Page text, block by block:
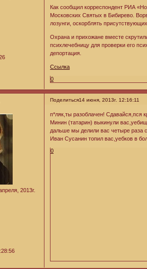
Как сообщил корреспондент РИА
Московских Святых в Бибирево.
лозунги, оскорблять
Охрана и прихожане вместе
психлечебницу для проверки его
депортация.
Ссылка
0
Поделиться14 июня, 2013г. 12:16:11
2013г.
п*ляк,ты разоблачен! Сдавайся,пся
Минин (татарин) выкинули
дальше мы делили вас четыре раза
Иван Сусанин топил вас,уебков в
0